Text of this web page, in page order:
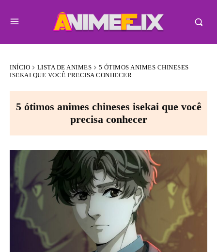
INÍCIO LISTA DE ANIMES
5 ÓTIMOS ANIMES CHINESES
ISEKAI QUE VOCÊ PRECISA CONHECER
5 ótimos animes chineses isekai que você
precisa conhecer